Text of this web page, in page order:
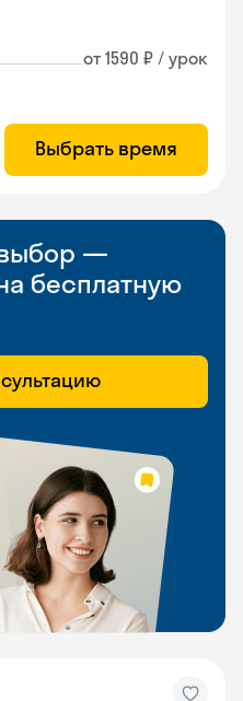
от 1590 ₽ / урок
Выбрать время
—
бесплатную